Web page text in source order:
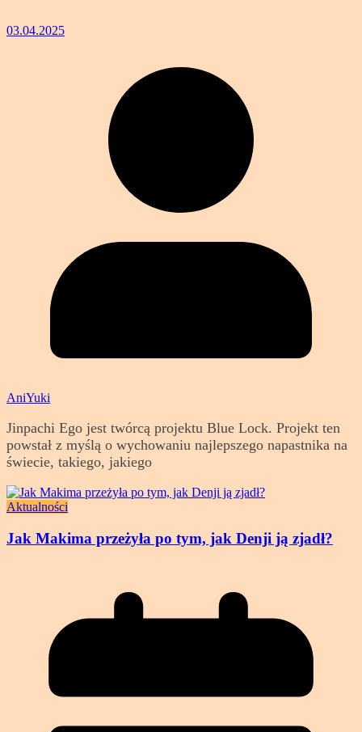
03.04.2025
AniYuki
Jinpachi Ego jest twórcą projektu Blue Lock. Projekt ten
powstał z myślą o wychowaniu najlepszego napastnika na
świecie, takiego, jakiego
Aktualności
Jak Makima przeżyła po tym, jak Denji ją zjadł?